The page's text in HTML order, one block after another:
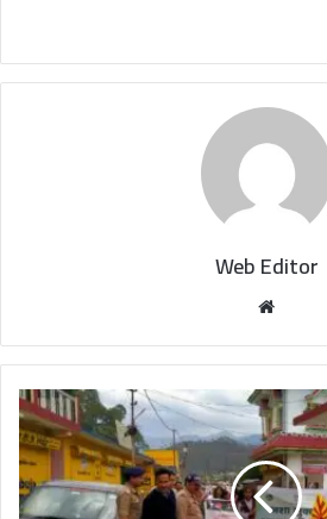
Web Editor
b
s
i
t
e